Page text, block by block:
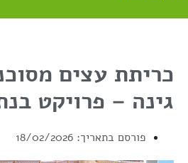
כריתת עצים
גינה – פרויקט
פורסם בתאריך: 18/02/2026